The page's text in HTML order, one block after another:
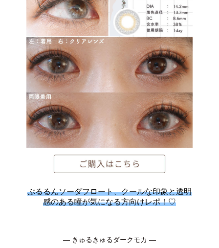
ぷるるんソーダフロート、クールな印象と透明
感のある瞳が気になる方向けレポ！♡
― きゅるきゅるダークモカ ―